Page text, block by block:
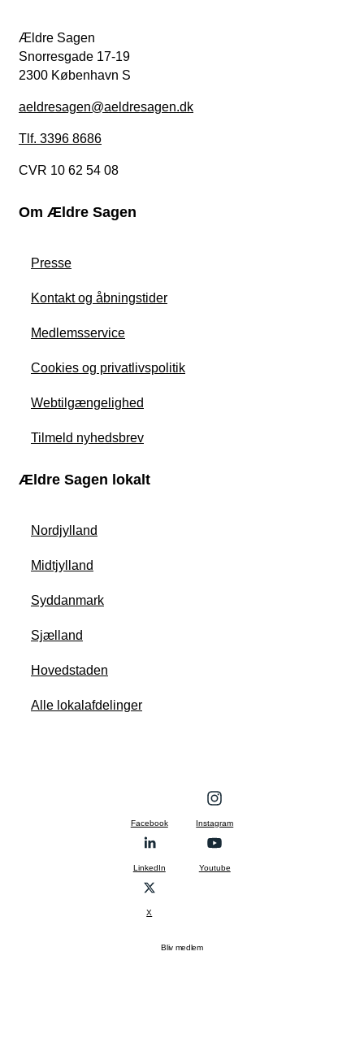
Ældre Sagen
Snorresgade 17-19
2300 København S
aeldresagen@aeldresagen.dk
Tlf. 3396 8686
CVR 10 62 54 08
Om Ældre Sagen
Presse
Kontakt og åbningstider
Medlemsservice
Cookies og privatlivspolitik
Webtilgængelighed
Tilmeld nyhedsbrev
Ældre Sagen lokalt
Nordjylland
Midtjylland
Syddanmark
Sjælland
Hovedstaden
Alle lokalafdelinger
Facebook Instagram
LinkedIn Youtube
X
Bliv medlem